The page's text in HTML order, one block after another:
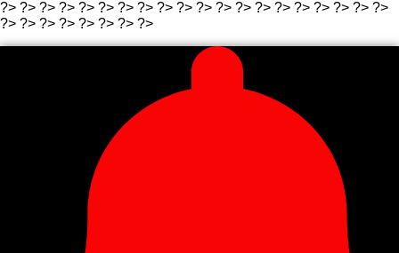
?> ?> ?> ?> ?> ?> ?> ?> ?> ?> ?> ?> ?> ?> ?> ?> ?> ?> ?> ?>
?> ?> ?> ?> ?> ?> ?> ?>